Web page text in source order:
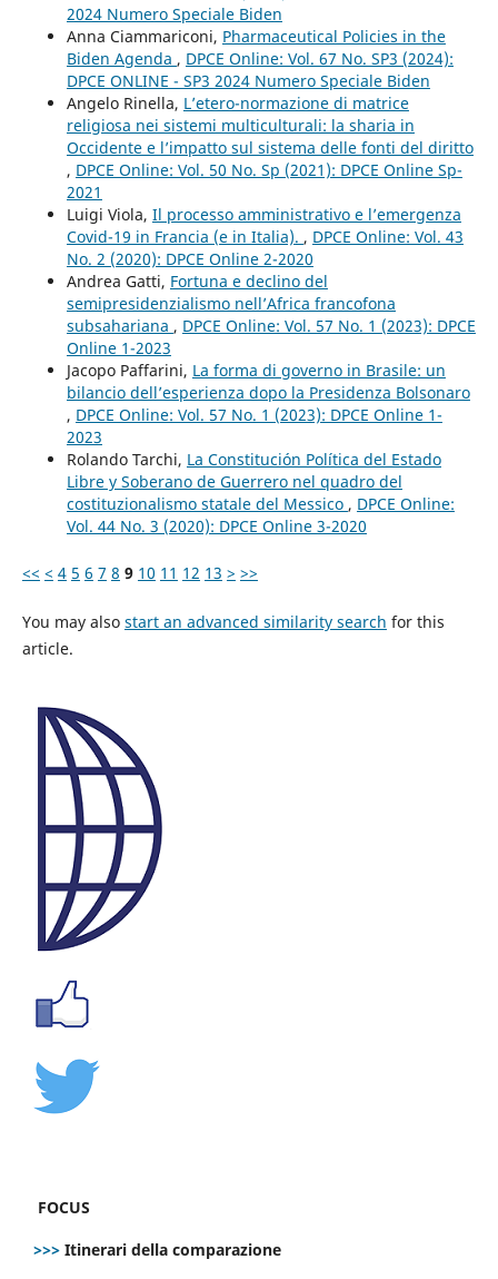
2024 Numero Speciale Biden
Anna Ciammariconi, Pharmaceutical Policies in the
Biden Agenda , DPCE Online: Vol. 67 No. SP3 (2024):
DPCE ONLINE - SP3 2024 Numero Speciale Biden
Angelo Rinella, L’etero-normazione di matrice
religiosa nei sistemi multiculturali: la sharia in
Occidente e l’impatto sul sistema delle fonti del diritto
, DPCE Online: Vol. 50 No. Sp (2021): DPCE Online Sp-
2021
Luigi Viola, Il processo amministrativo e l’emergenza
Covid-19 in Francia (e in Italia). , DPCE Online: Vol. 43
No. 2 (2020): DPCE Online 2-2020
Andrea Gatti, Fortuna e declino del
semipresidenzialismo nell’Africa francofona
subsahariana , DPCE Online: Vol. 57 No. 1 (2023): DPCE
Online 1-2023
Jacopo Paffarini, La forma di governo in Brasile: un
bilancio dell’esperienza dopo la Presidenza Bolsonaro
, DPCE Online: Vol. 57 No. 1 (2023): DPCE Online 1-
2023
Rolando Tarchi, La Constitución Política del Estado
Libre y Soberano de Guerrero nel quadro del
costituzionalismo statale del Messico , DPCE Online:
Vol. 44 No. 3 (2020): DPCE Online 3-2020
<< < 4 5 6 7 8 9 10 11 12 13 > >>
You may also start an advanced similarity search for this
article.
FOCUS
>>> Itinerari della comparazione